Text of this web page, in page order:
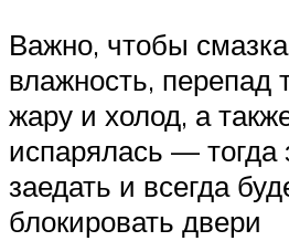
Важно, чтобы
влажность, перепад
жару и холод, а
испарялась — тогда
заедать и всегда
блокировать двери